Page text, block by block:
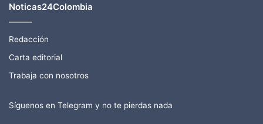
Noticas24Colombia
Redacción
Carta editorial
Trabaja con nosotros
Síguenos en Telegram y no te pierdas nada